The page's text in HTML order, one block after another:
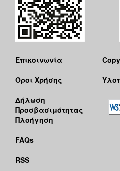
Επικοινωνία
Όροι Χρήσης
Δήλωση
Προσβασιμότητας
Πλοήγηση
FAQs
RSS